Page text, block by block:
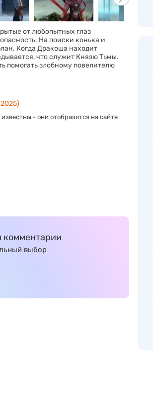
от любопытных глаз
На поиски конька и
Когда Дракоша находит
что служит Князю Тьмы.
помогать злобному повелителю
- они отобразятся на сайте
комментарии
выбор